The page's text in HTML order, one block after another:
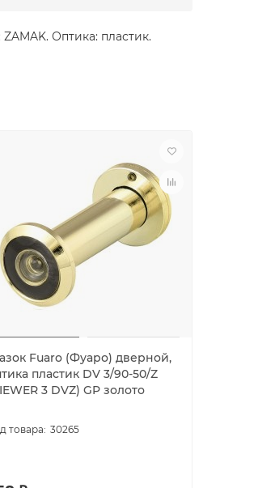
Оптика: пластик.
Fuaro (Фуаро) дверной,
пластик DV 3/90-50/Z
3 DVZ) GP золото
30265